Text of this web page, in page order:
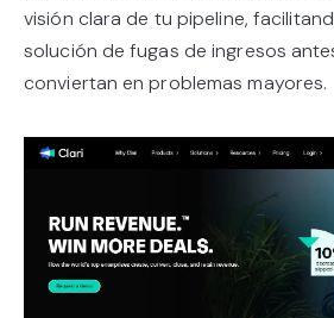
visión clara de tu pipeline,
solución de fugas de ingresos
conviertan en problemas mayores.